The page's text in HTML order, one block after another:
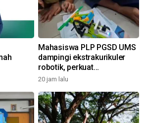
Mahasiswa PLP PGSD UMS
dampingi ekstrakurikuler
robotik, perkuat
pembelajaran STEM
20 jam lalu